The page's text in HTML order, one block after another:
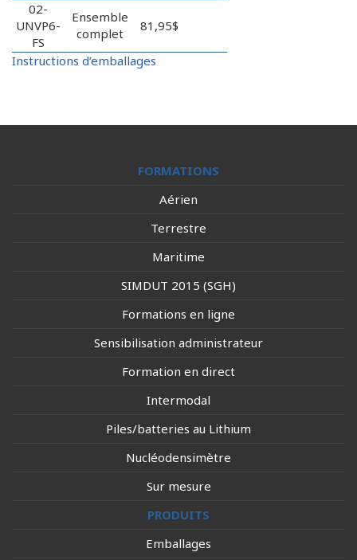
02-
UNVP6-
FS
Ensemble
complet
81,95$
Instructions d’emballages
FORMATIONS
Aérien
Terrestre
Maritime
SIMDUT 2015 (SGH)
Formations en ligne
Sensibilisation administrateur
Formation en direct
Intermodal
Piles/batteries au Lithium
Nucléodensimètre
Sur mesure
PRODUITS
Emballages